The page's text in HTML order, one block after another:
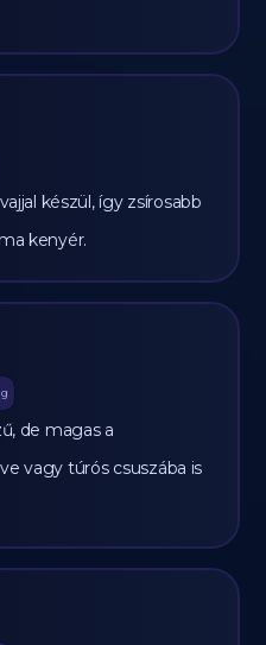
készül, így zsírosabb
kenyér.
g
de magas a
vagy túrós csuszába is